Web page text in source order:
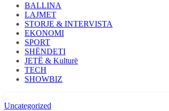
BALLINA
LAJMET
STORJE & INTERVISTA
EKONOMI
SPORT
SHËNDETI
JETË & Kulturë
TECH
SHOWBIZ
Uncategorized